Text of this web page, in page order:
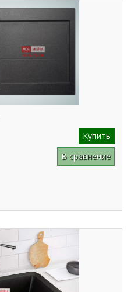
Купить
В сравнение